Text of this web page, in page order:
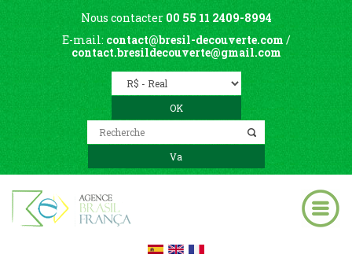
Nous contacter 00 55 11 2409-8994
E-mail: contact@bresil-decouverte.com /
contact.bresildecouverte@gmail.com